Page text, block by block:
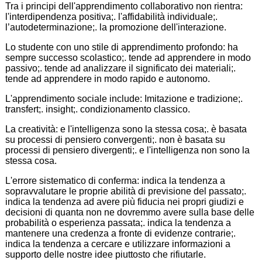
Tra i principi dell'apprendimento collaborativo non rientra:
l'interdipendenza positiva;. l'affidabilità individuale;.
l’autodeterminazione;. la promozione dell'interazione.
Lo studente con uno stile di apprendimento profondo: ha
sempre successo scolastico;. tende ad apprendere in modo
passivo;. tende ad analizzare il significato dei materiali;.
tende ad apprendere in modo rapido e autonomo.
L'apprendimento sociale include: Imitazione e tradizione;.
transfert;. insight;. condizionamento classico.
La creatività: e l'intelligenza sono la stessa cosa;. è basata
su processi di pensiero convergenti;. non è basata su
processi di pensiero divergenti;. e l'intelligenza non sono la
stessa cosa.
L'errore sistematico di conferma: indica la tendenza a
sopravvalutare le proprie abilità di previsione del passato;.
indica la tendenza ad avere più fiducia nei propri giudizi e
decisioni di quanta non ne dovremmo avere sulla base delle
probabilità o esperienza passata;. indica la tendenza a
mantenere una credenza a fronte di evidenze contrarie;.
indica la tendenza a cercare e utilizzare informazioni a
supporto delle nostre idee piuttosto che rifiutarle.